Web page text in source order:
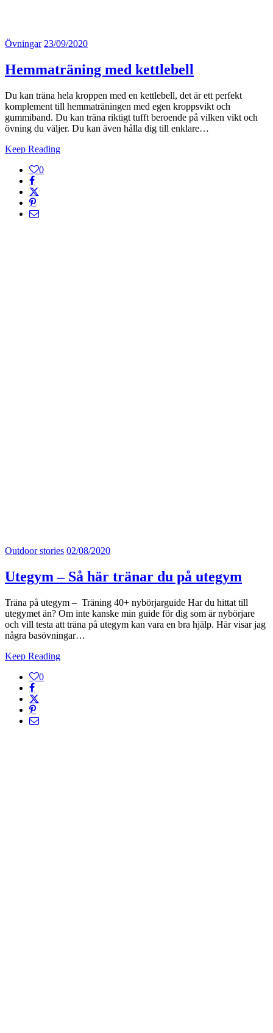
Övningar 23/09/2020
Hemmaträning med kettlebell
Du kan träna hela kroppen med en kettlebell, det är ett perfekt
komplement till hemmaträningen med egen kroppsvikt och
gummiband. Du kan träna riktigt tufft beroende på vilken vikt och
övning du väljer. Du kan även hålla dig till enklare…
Keep Reading
0
Outdoor stories 02/08/2020
Utegym – Så här tränar du på utegym
Träna på utegym – Träning 40+ nybörjarguide Har du hittat till
utegymet än? Om inte kanske min guide för dig som är nybörjare
och vill testa att träna på utegym kan vara en bra hjälp. Här visar jag
några basövningar…
Keep Reading
0